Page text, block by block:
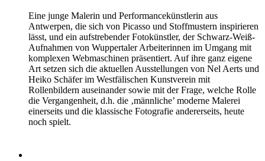
Eine junge Malerin und Performancekünstlerin aus
Antwerpen, die sich von Picasso und Stoffmustern inspirieren
lässt, und ein aufstrebender Fotokünstler, der Schwarz-Weiß-
Aufnahmen von Wuppertaler Arbeiterinnen im Umgang mit
komplexen Webmaschinen präsentiert. Auf ihre ganz eigene
Art setzen sich die aktuellen Ausstellungen von Nel Aerts und
Heiko Schäfer im Westfälischen Kunstverein mit
Rollenbildern auseinander sowie mit der Frage, welche Rolle
die Vergangenheit, d.h. die ‚männliche’ moderne Malerei
einerseits und die klassische Fotografie andererseits, heute
noch spielt.